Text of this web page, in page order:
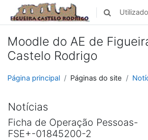
Ir para o conteúdo principal
Alternar a
Moodle do AE de
Castelo Rodrigo
Página principal Páginas do site
Notícias
Ficha de Operação Pessoas-
FSE+-01845200-2